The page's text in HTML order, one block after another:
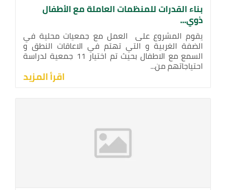
بناء القدرات للمنظمات العاملة مع الأطفال
ذوي...
يقوم المشروع على العمل مع جمعيات محلية في
الضفة الغربية و التي تهتم في الاعاقات النطق و
السمع مع الاطفال بحيث تم اختيار 11 جمعية لدراسة
احتياجاتهم من...
اقرأ المزيد